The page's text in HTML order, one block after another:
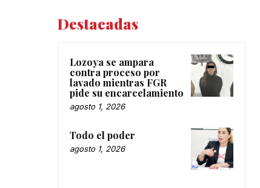
Destacadas
Lozoya se ampara
contra proceso por
lavado mientras FGR
pide su encarcelamiento
agosto 1, 2026
Todo el poder
agosto 1, 2026